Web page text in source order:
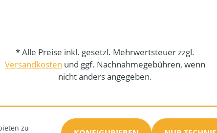
* Alle Preise inkl. gesetzl. Mehrwertsteuer zzgl.
Versandkosten und ggf. Nachnahmegebühren, wenn
nicht anders angegeben.
zu